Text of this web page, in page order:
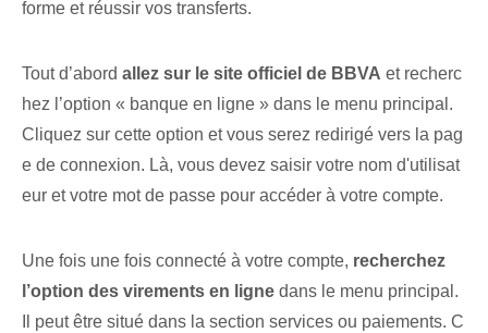
forme et réussir vos transferts.
Tout d’abord⁣ allez sur le site officiel de BBVA ​et recherc
hez l’option​ « banque en ligne » dans le menu principal.
Cliquez sur cette option et vous serez redirigé vers la pag
e de connexion. Là, vous devez saisir votre nom d'utilisat
eur et votre mot de passe pour accéder à votre compte.
Une fois⁢ une fois connecté à votre compte, recherchez
l’option des virements en ligne dans le menu principal.
Il peut être situé dans la section services ou paiements. C